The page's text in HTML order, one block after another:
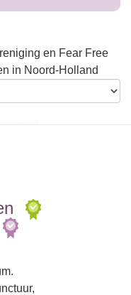
en Fear Free
in Noord-Holland